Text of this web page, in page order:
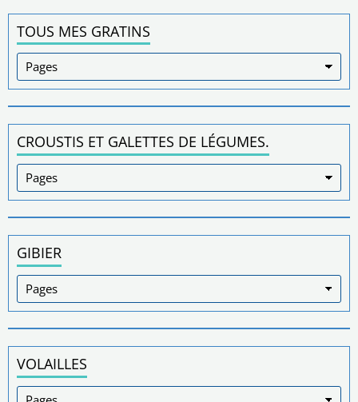
TOUS MES GRATINS
CROUSTIS ET GALETTES DE LÉGUMES.
GIBIER
VOLAILLES